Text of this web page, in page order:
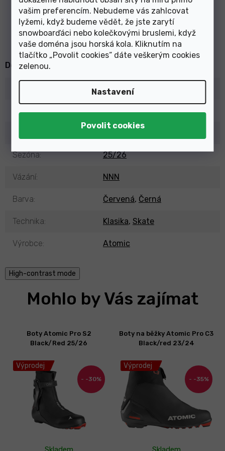
vašim preferencím. Nebudeme vás zahlcovat
lyžemi, když budeme vědět, že jste zarytí
snowboarďáci nebo kolečkovými bruslemi, když
vaše doména jsou horská kola. Kliknutím na
tlačítko „Povolit cookies“ dáte veškerým cookies
zelenou.
Nastavení
běžeckého lyžování i bruslení n
Číst více
Doplňkové parametry
Lyžařské boty běžecké
EAN: 887445318903
Sezóna: 25/26
Vázání: NNN
Barva: Červená, Černá
Technika: Klasika, Skate
Výrobce: Atomic
High-contrast mode
Mohlo by Vás zajímat
Výprodej
-30%
Boty Atomic Pro S2
Black/Red 25/26
Výprodej
-35%
Boty na běžky Atomic Pro C3
Black/red 23/24